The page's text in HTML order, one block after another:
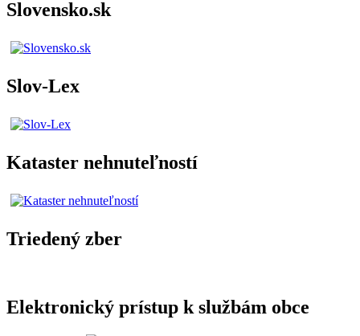
Slovensko.sk
Slov-Lex
Kataster nehnuteľností
Triedený zber
Elektronický prístup k službám obce